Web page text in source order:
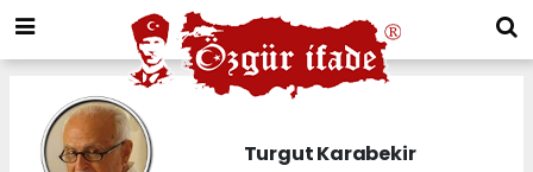
Turgut Karabekir